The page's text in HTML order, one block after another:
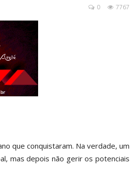
7767
0
que conquistaram. Na verdade, um
mas depois não gerir os potenciais